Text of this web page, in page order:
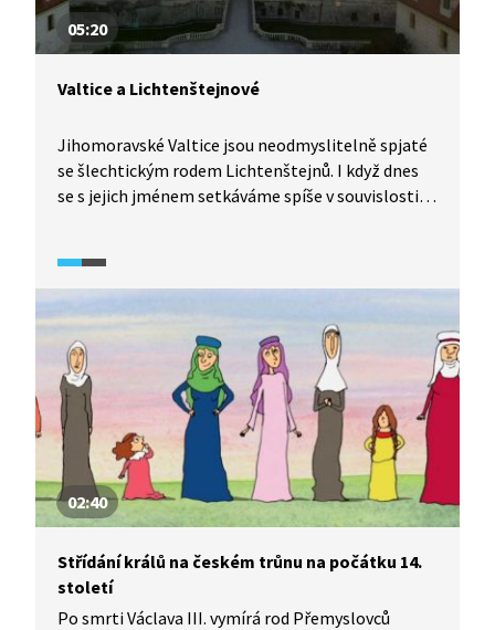
05:20
Valtice a Lichtenštejnové
Jihomoravské Valtice jsou neodmyslitelně spjaté
se šlechtickým rodem Lichtenštejnů. I když dnes
se s jejich jménem setkáváme spíše v souvislosti
do seznamu kulturního dědictví UNESCO.
S příslušníky rodu se setkáváme v českých dějinách
i v bitvě na Moravském poli či v bitvě na Bílé hoře.
Jeden z členů tohoto rodu dokonce předsedal
soudu nad 27 českými pány v roce v 1621.
02:40
Střídání králů na českém trůnu na počátku 14.
století
Po smrti Václava III. vymírá rod Přemyslovců